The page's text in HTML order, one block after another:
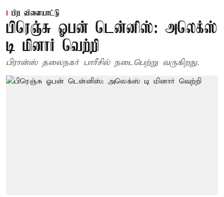
பிற விளையாட்டு
பிரெஞ்சு ஓபன் டென்னிஸ்: அலெக்ஸ்
டி மினார் வெற்றி
பிரான்ஸ் தலைநகர் பாரீசில் நடைபெற்று வருகிறது.